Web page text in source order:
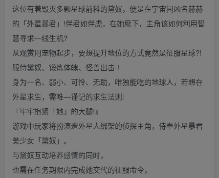
这位有着毁灭多颗星球前科的黛奴，便是在宇宙间凶名赫赫
的「外星暴君」!伴君如伴虎，在她麾下，主角该如何利用智
慧寻求—线生机?
从观赏用宠物起步，要想提升地位的方式竟然是征服星球?!
服侍黛奴、锻炼体魄、怪兽出击-!
身为一名、弱小、可怜、无助，唯独能吃的地球人，若想在
外星求生，需唯—谨记的求生法则:
『牢牢抱紧「她」的大腿!』
游戏中玩家将扮演遭外星人绑架的侦探主角，侍奉外星暴君
美少女「黛奴」。
与黛奴互动培养感情的同时，
也需在任务期限内完成她交代的征服命令，